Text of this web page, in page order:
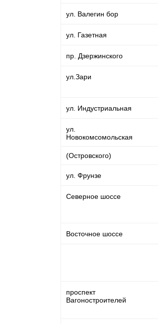
ул. Валегин бор
ул. Газетная
пр. Дзержинского
ул.Зари
ул. Индустриальная
ул.
Новокомсомольская
(Островского)
ул. Фрунзе
Северное шоссе
Восточное шоссе
проспект
Вагоностроителей